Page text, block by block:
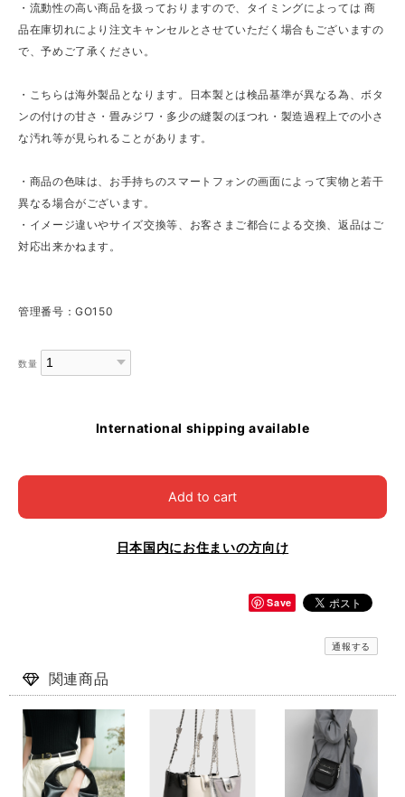
・流動性の高い商品を扱っておりますので、タイミングによっては 商
品在庫切れにより注文キャンセルとさせていただく場合もございますの
で、予めご了承ください。
・こちらは海外製品となります。日本製とは検品基準が異なる為、ボタ
ンの付けの甘さ・畳みジワ・多少の縫製のほつれ・製造過程上での小さ
な汚れ等が見られることがあります。
・商品の色味は、お手持ちのスマートフォンの画面によって実物と若干
異なる場合がございます。
・イメージ違いやサイズ交換等、お客さまご都合による交換、返品はご
対応出来かねます。
管理番号：GO150
数量
International shipping available
Add to cart
日本国内にお住まいの方向け
Save
通報する
関連商品